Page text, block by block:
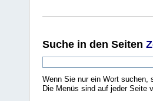
Suche in den Seiten
Wenn Sie nur ein Wort
Die Menüs sind auf jeder Seite